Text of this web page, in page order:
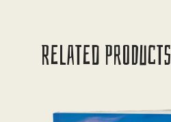
RELATED PRODUCTS